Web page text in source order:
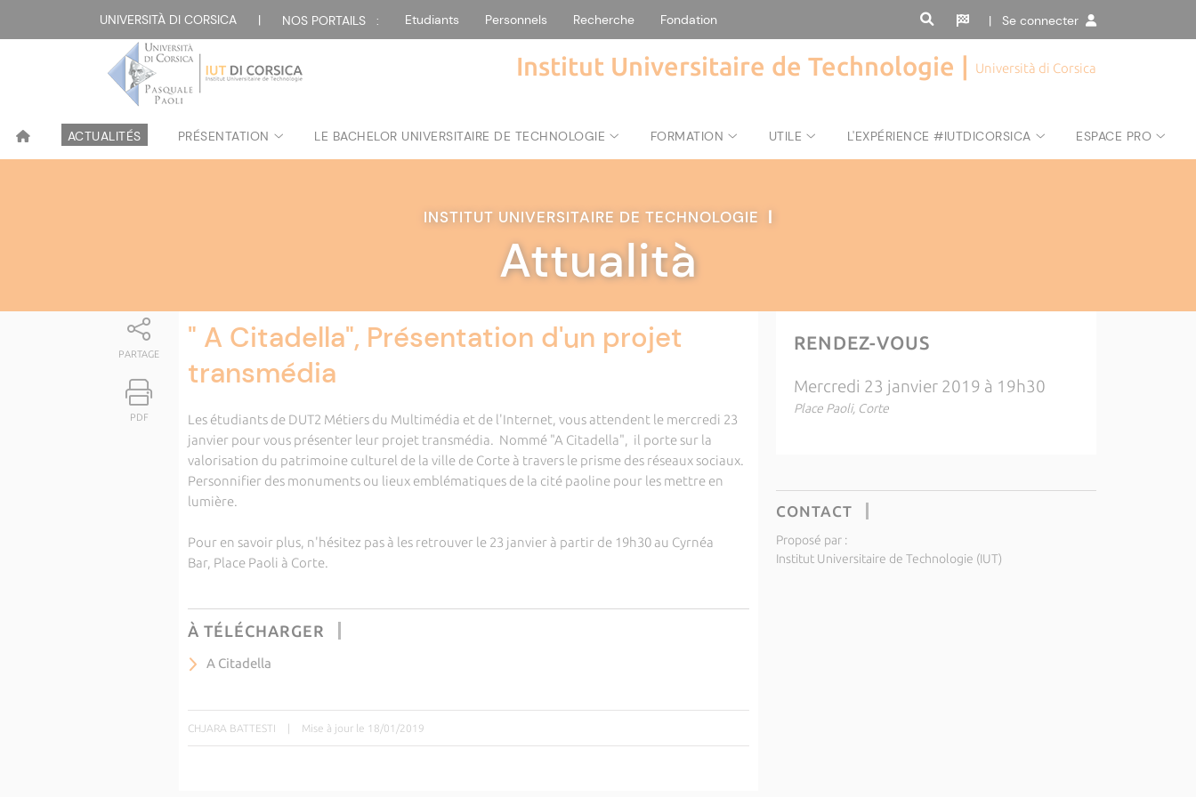
UNIVERSITÀ DI CORSICA | NOS PORTAILS : Etudiants Personnels Recherche Fondation | Se connecter
Institut Universitaire de Technologie | Università di Corsica
ACTUALITÉS PRÉSENTATION LE BACHELOR UNIVERSITAIRE DE TECHNOLOGIE FORMATION UTILE L'EXPÉRIENCE #IUTDICORSICA ESPACE PRO
INSTITUT UNIVERSITAIRE DE TECHNOLOGIE |
Attualità
PARTAGE
PDF
" A Citadella", Présentation d'un projet
transmédia
Les étudiants de DUT2 Métiers du Multimédia et de l'Internet, vous attendent le mercredi 23
janvier pour vous présenter leur projet transmédia. Nommé "A Citadella", il porte sur la
valorisation du patrimoine culturel de la ville de Corte à travers le prisme des réseaux sociaux.
Personnifier des monuments ou lieux emblématiques de la cité paoline pour les mettre en
lumière.
Pour en savoir plus, n'hésitez pas à les retrouver le 23 janvier à partir de 19h30 au Cyrnéa
Bar, Place Paoli à Corte.
À TÉLÉCHARGER
A Citadella
CHJARA BATTESTI | Mise à jour le 18/01/2019
RENDEZ-VOUS
Mercredi 23 janvier 2019 à 19h30
Place Paoli, Corte
CONTACT
Proposé par :
Institut Universitaire de Technologie (IUT)